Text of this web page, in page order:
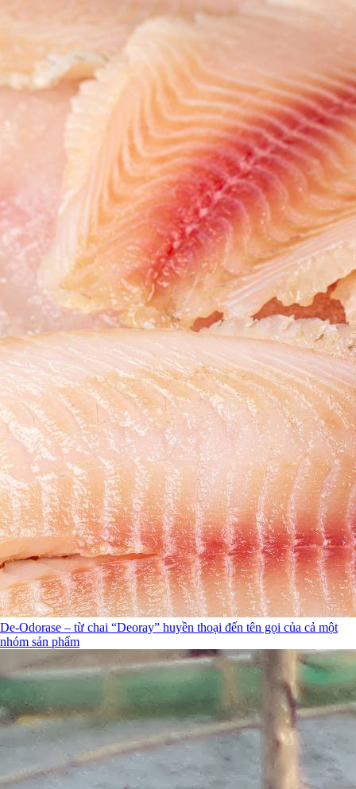
De-Odorase – từ chai “Deoray” huyền thoại đến tên gọi của cả một
nhóm sản phẩm